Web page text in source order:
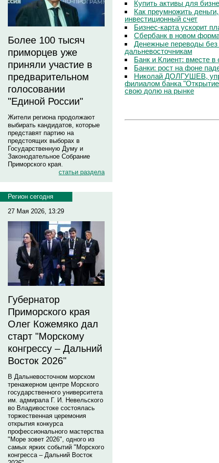
Более 100 тысяч
приморцев уже
приняли участие в
предварительном
голосовании
"Единой России"
Жители региона продолжают
выбирать кандидатов, которые
представят партию на
предстоящих выборах в
Государственную Думу и
Законодательное Собрание
Приморского края.
статьи раздела
Регион сегодня
27 Мая 2026, 13:29
Губернатор
Приморского края
Олег Кожемяко дал
старт "Морскому
конгрессу – Дальний
Восток 2026"
В Дальневосточном морском
тренажерном центре Морского
государственного университета
им. адмирала Г. И. Невельского
во Владивостоке состоялась
торжественная церемония
открытия конкурса
профессионального мастерства
"Море зовет 2026", одного из
самых ярких событий "Морского
конгресса – Дальний Восток
Купить активы для
Как преумножить
инвестиционный счет
Бизнес-карта ускорит
Сбербанк в новом
Денежные переводы без
дальневосточникам
Банк и Клиент: вместе в
Банки: рост на фоне
Николай ДОЛГУШЕВ,
филиалом банка
свою долю на рынке